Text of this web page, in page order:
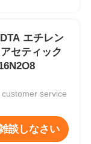
エチレン
セティック
service
談しなさい